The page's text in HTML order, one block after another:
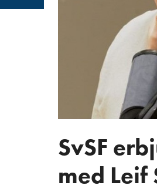
SvSF
med Leif